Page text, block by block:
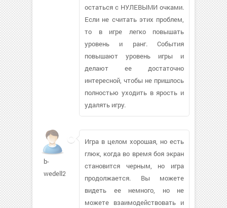
остаться с НУЛЕВЫМИ очками.
Если не считать этих проблем,
то в игре легко повышать
уровень и ранг. События
повышают уровень игры и
делают ее достаточно
интересной, чтобы не пришлось
полностью уходить в ярость и
удалять игру.
b-
wedell210
Игра в целом хорошая, но есть
глюк, когда во время боя экран
становится черным, но игра
продолжается. Вы можете
видеть ее немного, но не
можете взаимодействовать и